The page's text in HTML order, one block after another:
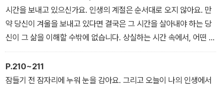
는 방식에 익숙하지 않은 것뿐입니다.
시간을 보내고 있으신가요. 인생의 계절은 순서대로 오지 않아요. 만
약 당신이 겨울을 보내고 있다면 결국은 그 시간을 살아내야 하는 당
신이 그 삶을 이해할 수밖에 없습니다. 상실하는 시간 속에서, 어떤 일
에도 희망을 가질 수 없는 시간 속에서 내 삶에 겨울이 찾아왔다는 것
을 받아들여야만 하는 순간이 있습니다. 상실하는 것들에 대한 슬픔,
아무것도 할 수 없음에 대한 좌절, 노력해도 달라지지 않는 상황에 대
P.210~211
잠들기 전 잠자리에 누워 눈을 감아요. 그리고 오늘이 나의 인생에서